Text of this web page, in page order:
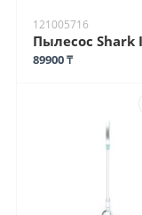
121005716
89900 ₸